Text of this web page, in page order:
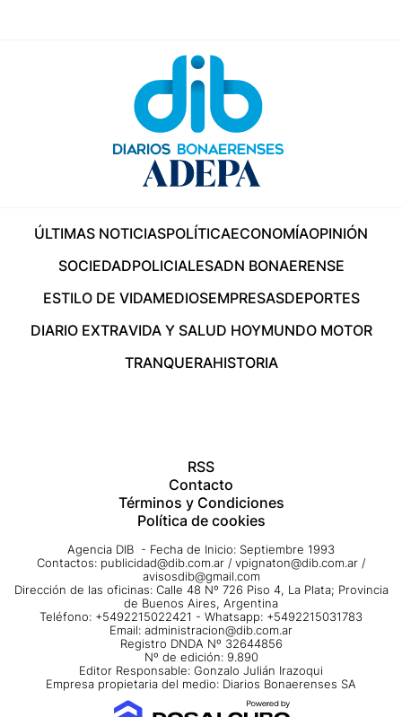
ÚLTIMAS NOTICIASPOLÍTICAECONOMÍAOPINIÓN
SOCIEDADPOLICIALESADN BONAERENSE
ESTILO DE VIDAMEDIOSEMPRESASDEPORTES
DIARIO EXTRAVIDA Y SALUD HOYMUNDO MOTOR
TRANQUERAHISTORIA
RSS
Contacto
Términos y Condiciones
Política de cookies
Agencia DIB - Fecha de Inicio: Septiembre 1993
Contactos: publicidad@dib.com.ar / vpignaton@dib.com.ar /
avisosdib@gmail.com
Dirección de las oficinas: Calle 48 Nº 726 Piso 4, La Plata; Provincia
de Buenos Aires, Argentina
Teléfono: +5492215022421 - Whatsapp: +5492215031783
Email: administracion@dib.com.ar
Registro DNDA Nº 32644856
Nº de edición: 9.890
Editor Responsable: Gonzalo Julián Irazoqui
Empresa propietaria del medio: Diarios Bonaerenses SA